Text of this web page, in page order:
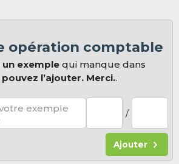
opération comptable
un exemple qui manque dans
pouvez l’ajouter. Merci..
exemple /
Ajouter